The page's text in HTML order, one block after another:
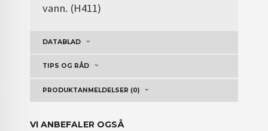
vann. (H411)
DATABLAD
TIPS OG RÅD
PRODUKTANMELDELSER (0)
VI ANBEFALER OGSÅ